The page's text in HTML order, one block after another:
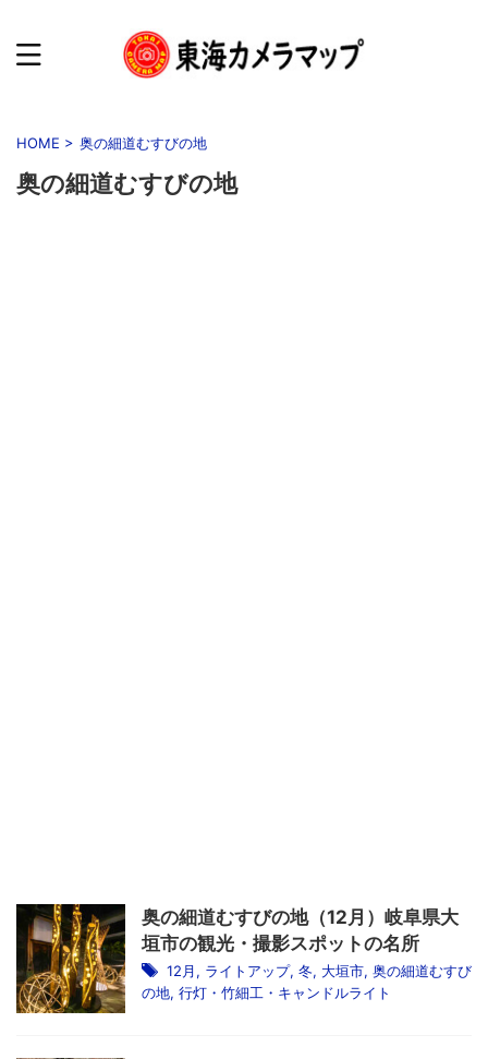
HOME > 奥の細道むすびの地
奥の細道むすびの地
奥の細道むすびの地（12月）岐阜県大
垣市の観光・撮影スポットの名所
12月, ライトアップ, 冬, 大垣市, 奥の細道むすび
の地, 行灯・竹細工・キャンドルライト